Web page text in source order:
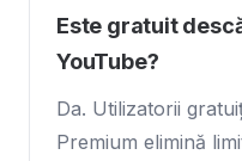
Este gratuit
YouTube?
Da. Utilizatorii
Premium elimină